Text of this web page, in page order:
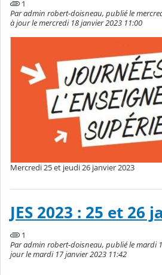
1
Par admin robert-doisneau, publié le
à jour le mercredi 18 janvier 2023 11:00
Mercredi 25 et jeudi 26 janvier 2023
JES 2023 : 25 et 26
1
Par admin robert-doisneau, publié le mardi
jour le mardi 17 janvier 2023 11:42